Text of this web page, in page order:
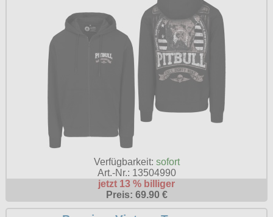
Verfügbarkeit: sofort
Art.-Nr.: 13504990
jetzt 13 % billiger
Preis: 69.90 €